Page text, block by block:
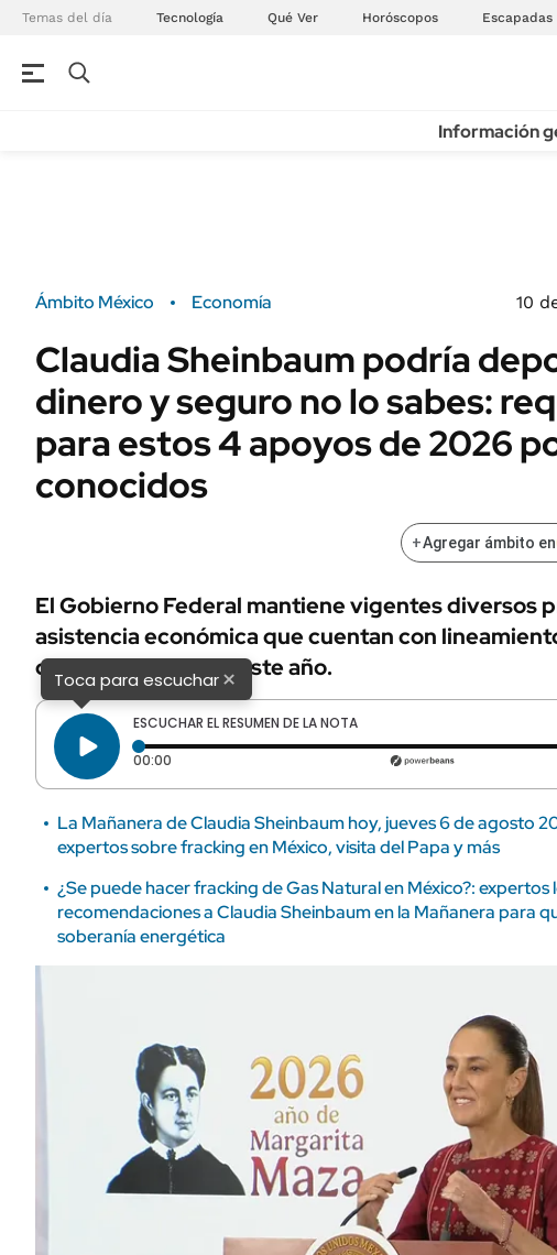
Temas del día Tecnología Qué Ver Horóscopos
Información
Ámbito México Economía 10
Claudia Sheinbaum podría
dinero y seguro no lo sabes:
para estos 4 apoyos de 2026
conocidos
+Agregar ámbito en
El Gobierno Federal mantiene vigentes diversos
asistencia económica que cuentan con
de inscripción para este año.
Toca para escuchar×
ESCUCHAR EL RESUMEN DE LA NOTA
00:00 Tiempo transcurrido: 0 segundos
La Mañanera de Claudia Sheinbaum hoy, jueves 6 de agosto
expertos sobre fracking en México, visita del Papa y más
¿Se puede hacer fracking de Gas Natural en México?: expertos
recomendaciones a Claudia Sheinbaum en la Mañanera para
soberanía energética